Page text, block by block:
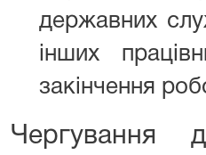
державних
інших
закінчення
Чергування